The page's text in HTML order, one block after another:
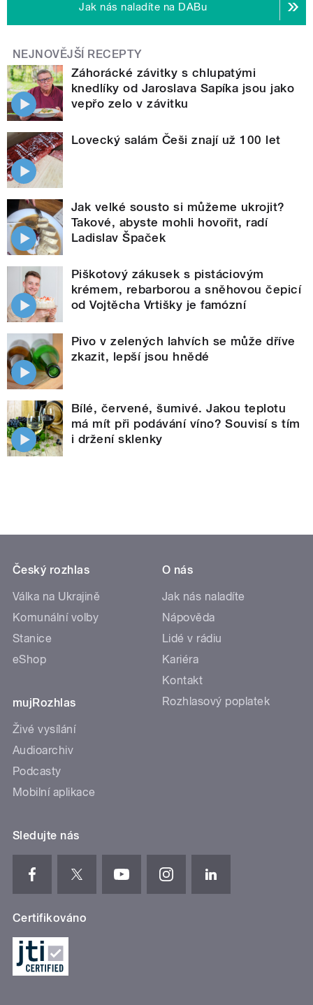
Jak nás naladíte na DABu
NEJNOVĚJŠÍ RECEPTY
Záhorácké závitky s chlupatými
knedlíky od Jaroslava Sapíka jsou jako
vepřo zelo v závitku
Lovecký salám Češi znají už 100 let
Jak velké sousto si můžeme ukrojit?
Takové, abyste mohli hovořit, radí
Ladislav Špaček
Piškotový zákusek s pistáciovým
krémem, rebarborou a sněhovou čepicí
od Vojtěcha Vrtišky je famózní
Pivo v zelených lahvích se může dříve
zkazit, lepší jsou hnědé
Bílé, červené, šumivé. Jakou teplotu
má mít při podávání víno? Souvisí s tím
i držení sklenky
Český rozhlas
Válka na Ukrajině
Komunální volby
Stanice
eShop
mujRozhlas
Živé vysílání
Audioarchiv
Podcasty
Mobilní aplikace
O nás
Jak nás naladíte
Nápověda
Lidé v rádiu
Kariéra
Kontakt
Rozhlasový poplatek
Sledujte nás
Certifikováno